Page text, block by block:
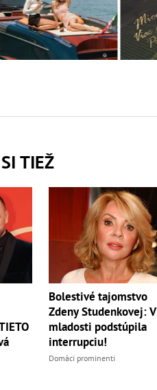
TIEŽ
Bolestivé tajomstvo
Zdeny Studenkovej: V
mladosti podstúpila
interrupciu!
Domáci prominenti